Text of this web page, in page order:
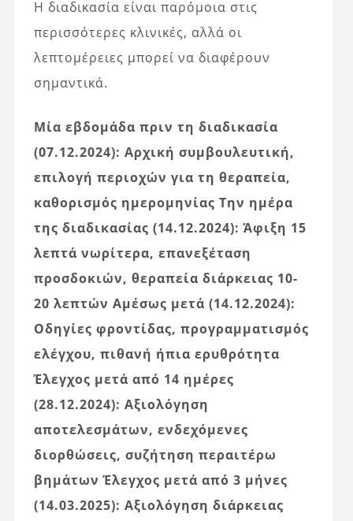
Η διαδικασία είναι παρόμοια στις
περισσότερες κλινικές, αλλά οι
λεπτομέρειες μπορεί να διαφέρουν
σημαντικά.
Μία εβδομάδα πριν τη διαδικασία
(07.12.2024): Αρχική συμβουλευτική,
επιλογή περιοχών για τη θεραπεία,
καθορισμός ημερομηνίας Την ημέρα
της διαδικασίας (14.12.2024): Άφιξη 15
λεπτά νωρίτερα, επανεξέταση
προσδοκιών, θεραπεία διάρκειας 10-
20 λεπτών Αμέσως μετά (14.12.2024):
Οδηγίες φροντίδας, προγραμματισμός
ελέγχου, πιθανή ήπια ερυθρότητα
Έλεγχος μετά από 14 ημέρες
(28.12.2024): Αξιολόγηση
αποτελεσμάτων, ενδεχόμενες
διορθώσεις, συζήτηση περαιτέρω
βημάτων Έλεγχος μετά από 3 μήνες
(14.03.2025): Αξιολόγηση διάρκειας